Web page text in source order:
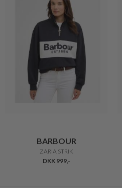
BARBOUR
ZARIA STRIK
DKK 999,-